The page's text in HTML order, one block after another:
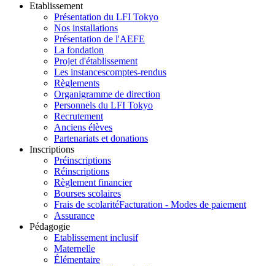
Etablissement
Présentation du LFI Tokyo
Nos installations
Présentation de l'AEFE
La fondation
Projet d'établissement
Les instancescomptes-rendus
Règlements
Organigramme de direction
Personnels du LFI Tokyo
Recrutement
Anciens élèves
Partenariats et donations
Inscriptions
Préinscriptions
Réinscriptions
Règlement financier
Bourses scolaires
Frais de scolaritéFacturation - Modes de paiement
Assurance
Pédagogie
Etablissement inclusif
Maternelle
Élémentaire